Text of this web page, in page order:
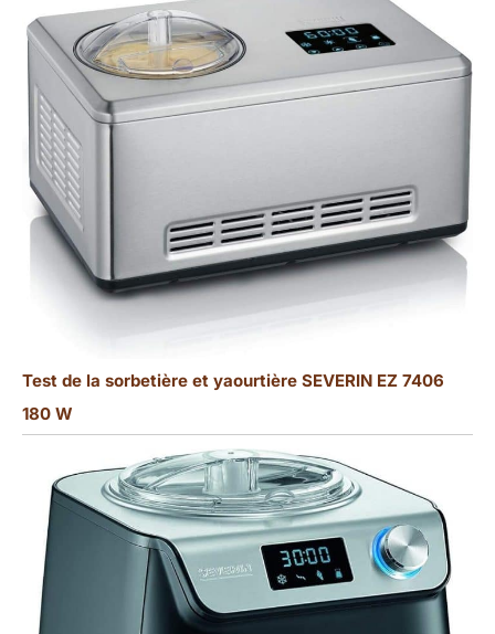
Test de la sorbetière et yaourtière SEVERIN EZ 7406
180 W